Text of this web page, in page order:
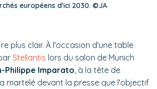
européens d'ici 2030. ©JA
plus clair. À l'occasion d'une table
Stellantis lors du salon de Munich
Philippe Imparato , à la tête de
martelé devant la presse que l'objectif